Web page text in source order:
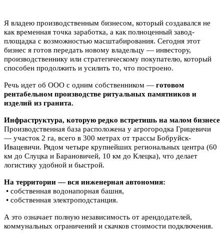
Я владею производственным бизнесом, который создавался не
как временная точка заработка, а как полноценный завод-
площадка с возможностью масштабирования. Сегодня этот
бизнес я готов передать новому владельцу — инвестору,
производственнику или стратегическому покупателю, который
способен продолжить и усилить то, что построено.
Речь идет об ООО с одним собственником — готовом
рентабельном производстве ритуальных памятников и
изделий из гранита.
Инфраструктура, которую редко встретишь на малом бизнесе
Производственная база расположена у агрогородка Грицевичи
— участок 2 га, всего в 300 метрах от трассы Бобруйск-
Ивацевичи. Рядом четыре крупнейших региональных центра (60
км до Слуцка и Барановичей, 10 км до Клецка), что делает
логистику удобной и быстрой.
На территории — вся инженерная автономия:
• собственная водонапорная башня,
• собственная электроподстанция.
А это означает полную независимость от арендодателей,
коммунальных ограничений и скачков стоимости подключения.